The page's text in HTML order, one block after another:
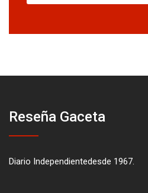
Reseña Gaceta
Diario Independientedesde 1967.